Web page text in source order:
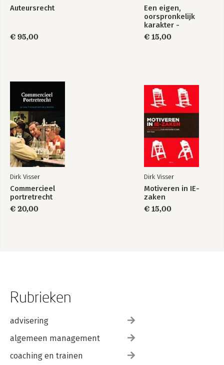
Digital Services Act
Rome II-verordening
Verdrag tot bescherming van de rechten van de mens en de
Auteursrecht
€ 95,00
Een eigen,
oorspronkelijk
karakter -
Spoorbundel
€ 15,00
Dirk Visser
Commercieel
portretrecht
€ 20,00
Dirk Visser
Motiveren in IE-
zaken
€ 15,00
Rubrieken
advisering
algemeen management
coaching en trainen